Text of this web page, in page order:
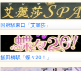
国府駅東口「艾麗莎」
飯田橋駅「蝶々20！」